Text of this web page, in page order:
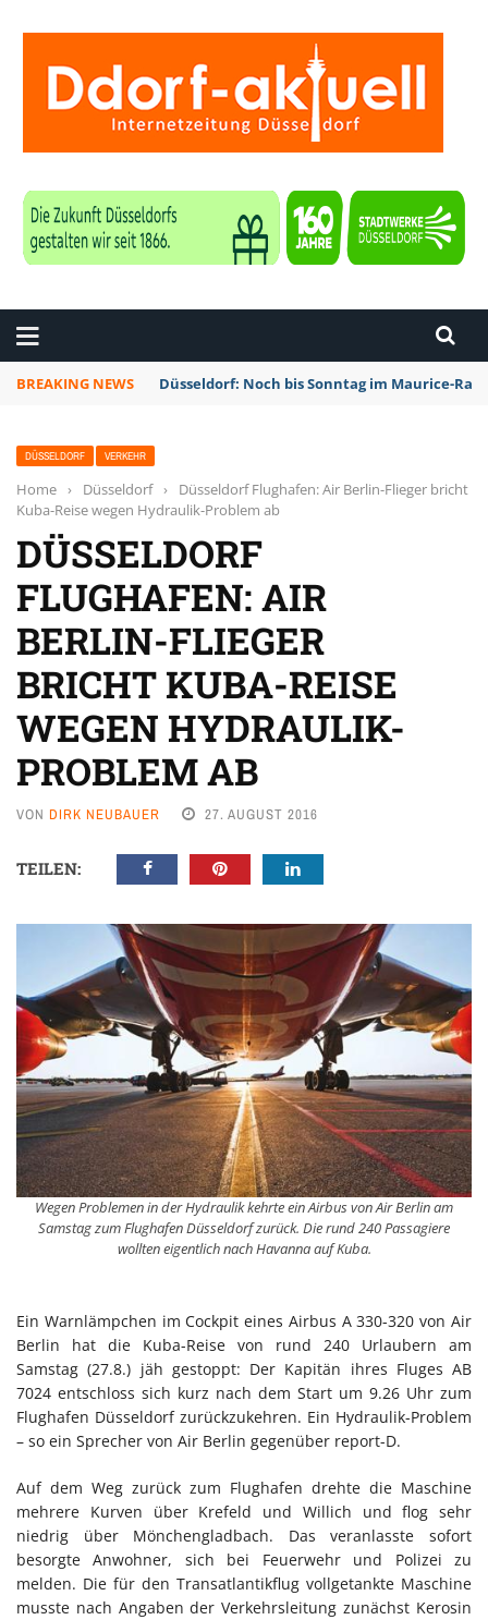
BREAKING NEWS Düsseldorf: Noch bis Sonntag im Maurice-
DÜSSELDORF VERKEHR
Home › Düsseldorf ›
Düsseldorf Flughafen: Air Berlin-Flieger bricht
Kuba-Reise wegen Hydraulik-Problem ab
DÜSSELDORF
FLUGHAFEN: AIR
BERLIN-FLIEGER
BRICHT KUBA-REISE
WEGEN HYDRAULIK-
PROBLEM AB
VON DIRK NEUBAUER 27. AUGUST 2016
TEILEN:
Wegen Problemen in der Hydraulik kehrte ein Airbus von Air Berlin am
Samstag zum Flughafen Düsseldorf zurück. Die rund 240 Passagiere
wollten eigentlich nach Havanna auf Kuba.
Ein Warnlämpchen im Cockpit eines Airbus A 330-320 von Air
Berlin hat die Kuba-Reise von rund 240 Urlaubern am
Samstag (27.8.) jäh gestoppt: Der Kapitän ihres Fluges AB
7024 entschloss sich kurz nach dem Start um 9.26 Uhr zum
Flughafen Düsseldorf zurückzukehren. Ein Hydraulik-Problem
– so ein Sprecher von Air Berlin gegenüber report-D.
Auf dem Weg zurück zum Flughafen drehte die Maschine
mehrere Kurven über Krefeld und Willich und flog sehr
niedrig über Mönchengladbach. Das veranlasste sofort
besorgte Anwohner, sich bei Feuerwehr und Polizei zu
melden. Die für den Transatlantikflug vollgetankte Maschine
musste nach Angaben der Verkehrsleitung zunächst Kerosin